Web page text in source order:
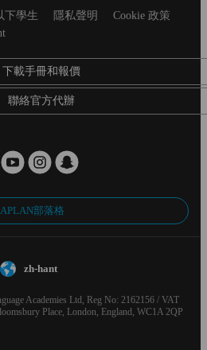
下學生 隱私聲明
Cookie 政策
下載手冊和報價
聯絡官方代辦
部落格
zh-hant
Academies Ltd, Reg No: 2162156 / VAT
Place, London, England, WC1A 2QP